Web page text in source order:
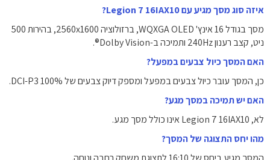
איזה סוג מסך מגיע עם Legion 7 16IAX10?
מסך בגודל 16 אינץ' WQXGA OLED, ברזולוציה 2560x1600, בהירות 500
ניט, קצב רענון 240Hz ותמיכה ב-Dolby Vision®.
האם המסך כיול צבעים במפעל?
כן, המסך עובר כיול צבעים במפעל ומספק דיוק צבעים של 100% DCI-P3.
האם יש תמיכה במסך מגע?
לא, Legion 7 16IAX10 אינו כולל מסך מגע.
מהו יחס התצוגה של המסך?